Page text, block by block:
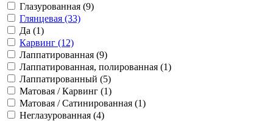
Глазурованная (9)
Глянцевая (33)
Да (1)
Карвинг (12)
Лаппатированная (9)
Лаппатированная, полированная (1)
Лаппатированный (5)
Матовая / Карвинг (1)
Матовая / Сатинированная (1)
Неглазурованная (4)